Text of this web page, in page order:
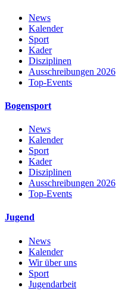
News
Kalender
Sport
Kader
Disziplinen
Ausschreibungen 2026
Top-Events
Bogensport
News
Kalender
Sport
Kader
Disziplinen
Ausschreibungen 2026
Top-Events
Jugend
News
Kalender
Wir über uns
Sport
Jugendarbeit